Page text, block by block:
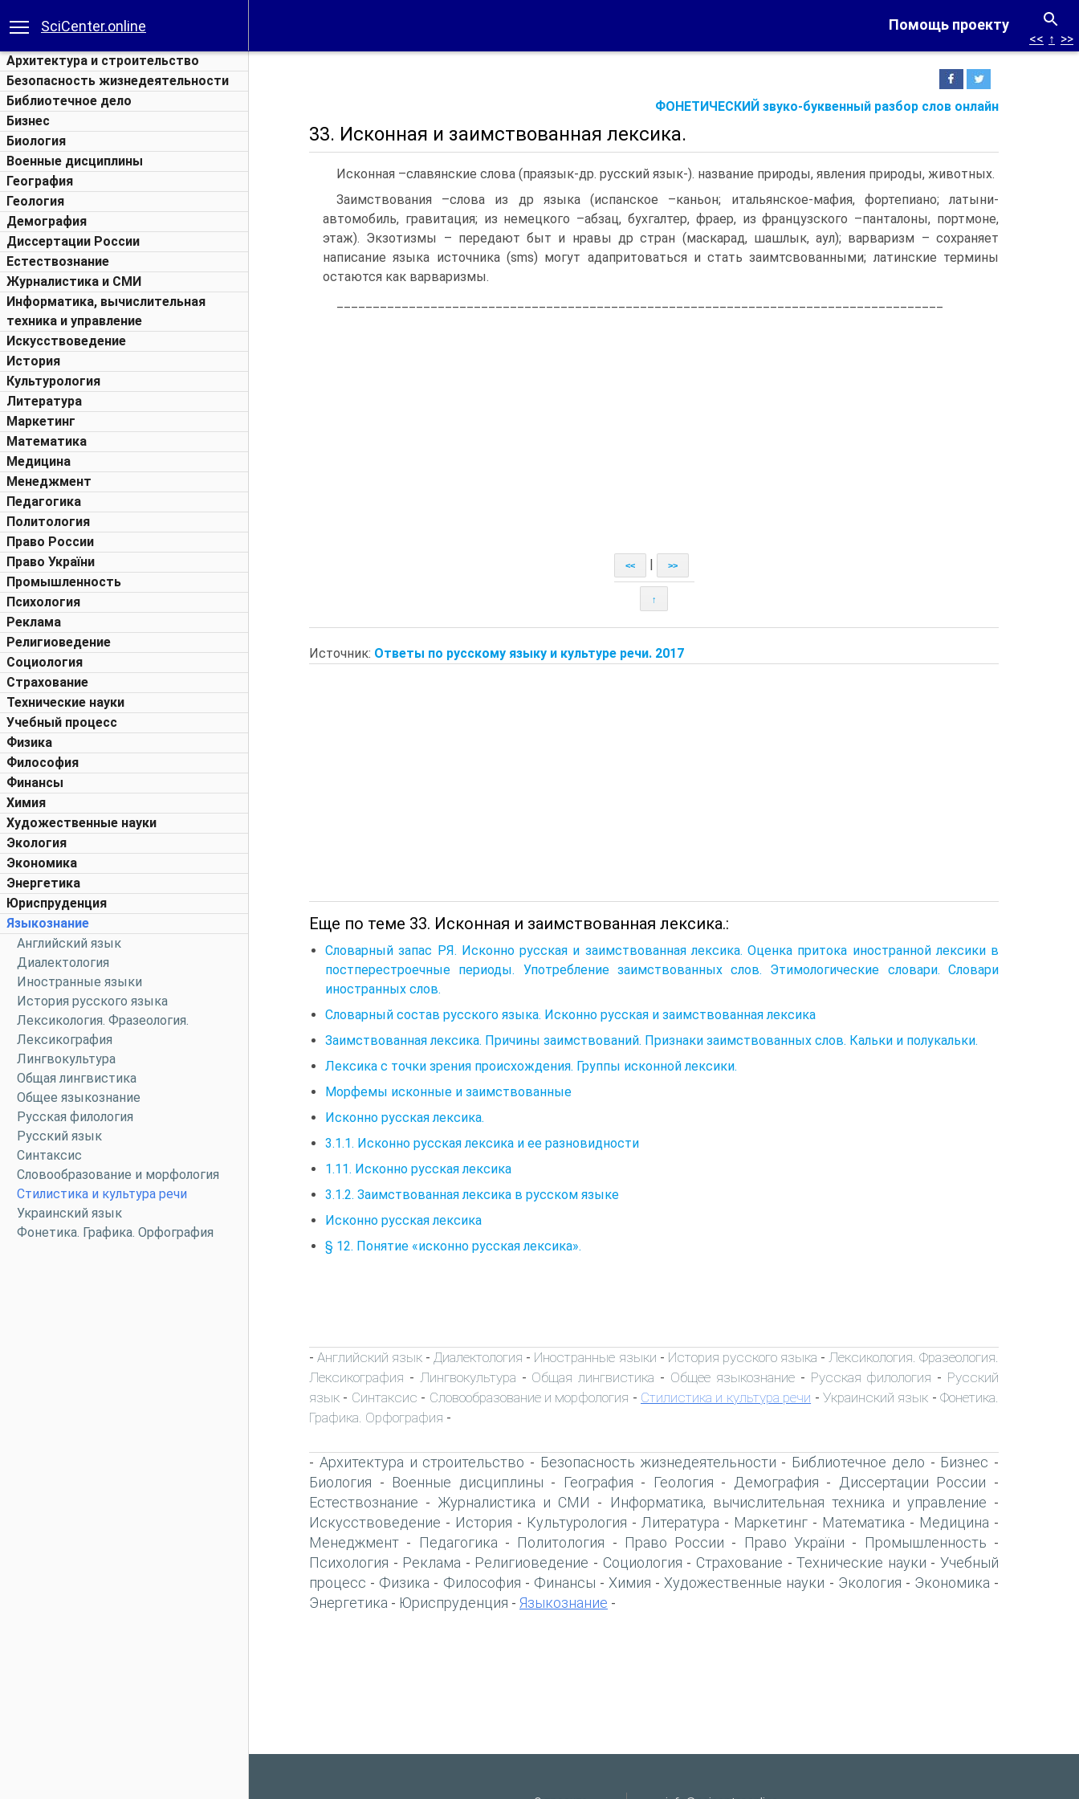
Помощь проекту
SciCenter.online
Архитектура и строительство
Безопасность жизнедеятельности
Библиотечное дело
Бизнес
Биология
Военные дисциплины
География
Геология
Демография
Диссертации России
Естествознание
Журналистика и СМИ
Информатика, вычислительная
техника и управление
Искусствоведение
История
Культурология
Литература
Маркетинг
Математика
Медицина
Менеджмент
Педагогика
Политология
Право России
Право України
Промышленность
Психология
Реклама
Религиоведение
Социология
Страхование
Технические науки
Учебный процесс
Физика
Философия
Финансы
Химия
Художественные науки
Экология
Экономика
Энергетика
Юриспруденция
Языкознание
Английский язык
Диалектология
Иностранные языки
История русского языка
Лексикология. Фразеология.
Лексикография
Лингвокультура
Общая лингвистика
Общее языкознание
Русская филология
Русский язык
Синтаксис
Словообразование и морфология
Стилистика и культура речи
Украинский язык
Фонетика. Графика. Орфография
ФОНЕТИЧЕСКИЙ звуко-буквенный разбор слов онлайн
<< ↑ >>
33. Исконная и заимствованная лексика.
Исконная –славянские слова (праязык-др. русский язык-). название природы, явления природы, животных.
Заимствования –слова из др языка (испанское –каньон; итальянское-мафия, фортепиано; латыни-
автомобиль, гравитация; из немецкого –абзац, бухгалтер, фраер, из французского –панталоны, портмоне,
этаж). Экзотизмы – передают быт и нравы др стран (маскарад, шашлык, аул); варваризм – сохраняет
написание языка источника (sms) могут адапритоваться и стать заимтсвованными; латинские термины
остаются как варваризмы.
<< >>
↑
Источник: Ответы по русскому языку и культуре речи. 2017
Еще по теме 33. Исконная и заимствованная лексика.:
Словарный запас РЯ. Исконно русская и заимствованная лексика. Оценка притока иностранной лексики в
постперестроечные периоды. Употребление заимствованных слов. Этимологические словари. Словари
иностранных слов.
Словарный состав русского языка. Исконно русская и заимствованная лексика
Заимствованная лексика. Причины заимствований. Признаки заимствованных слов. Кальки и полукальки.
Лексика с точки зрения происхождения. Группы исконной лексики.
Морфемы исконные и заимствованные
Исконно русская лексика.
3.1.1. Исконно русская лексика и ее разновидности
1.11. Исконно русская лексика
3.1.2. Заимствованная лексика в русском языке
Исконно русская лексика
§ 12. Понятие «исконно русская лексика».
-Английский язык - Диалектология - Иностранные языки - История русского языка - Лексикология. Фразеология.
Лексикография - Лингвокультура - Общая лингвистика - Общее языкознание- Русская филология - Русский
язык - Синтаксис - Словообразование и морфология - Стилистика и культура речи - Украинский язык - Фонетика.
Графика. Орфография -
- Архитектура и строительство - Безопасность жизнедеятельности - Библиотечное дело - Бизнес -
Биология - Военные дисциплины - География - Геология - Демография - Диссертации России -
Естествознание - Журналистика и СМИ - Информатика, вычислительная техника и управление -
Искусствоведение - История - Культурология - Литература - Маркетинг - Математика - Медицина -
Менеджмент - Педагогика - Политология - Право России - Право України - Промышленность -
Психология - Реклама - Религиоведение - Социология - Страхование -Технические науки -Учебный
процесс - Физика - Философия - Финансы - Химия - Художественные науки - Экология - Экономика -
Энергетика - Юриспруденция - Языкознание -